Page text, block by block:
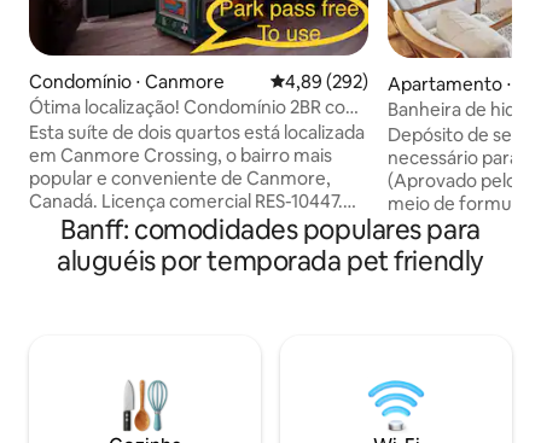
Condomínio ⋅ Canmore 4,89 de uma avaliação média de
4,89 (292)
Ótima localização! Condomínio 2BR com
vista para a montanha em Canmore
Esta suíte de dois quartos está localizada
em Canmore Crossing, o bairro mais
popular e conveniente de Canmore,
Canadá. Licença comercial RES-10447.O
lugar é aconchegante e confortável,
adequado para 6 pessoas.Localizado no
coração da cidade, tem o ambiente de
equipamentos de montanha de esqui
estão ao virar da esquina. Vistas
panorâmicas deslumbrantes da
Apartamento ⋅
Banheira de
| Aceita animais
a montanha
Depósito de
necessário para
(Aprovado pelo
meio de formulário
montanha dos
passos do centro de
recarregue as
montanha. Você
de
Banff: comodidades populares para
aluguéis por temporada pet friendly